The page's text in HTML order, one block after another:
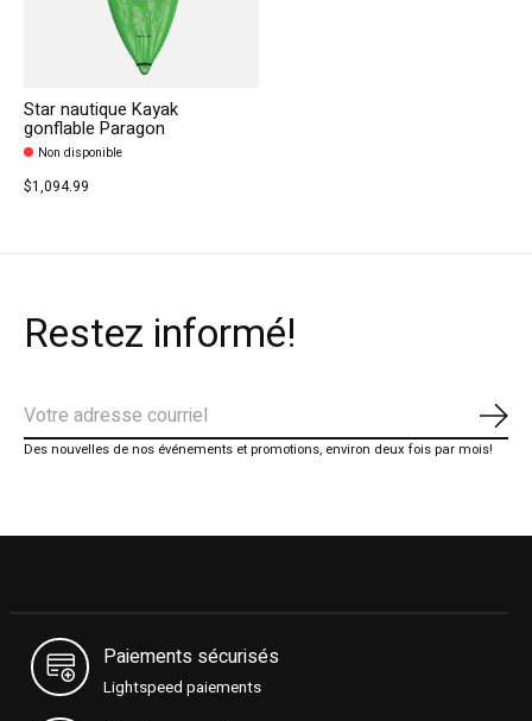
Star nautique Kayak
gonflable Paragon
Non disponible
$1,094.99
Restez informé!
Des nouvelles de nos événements et promotions, environ deux fois par mois!
Paiements sécurisés
Lightspeed paiements